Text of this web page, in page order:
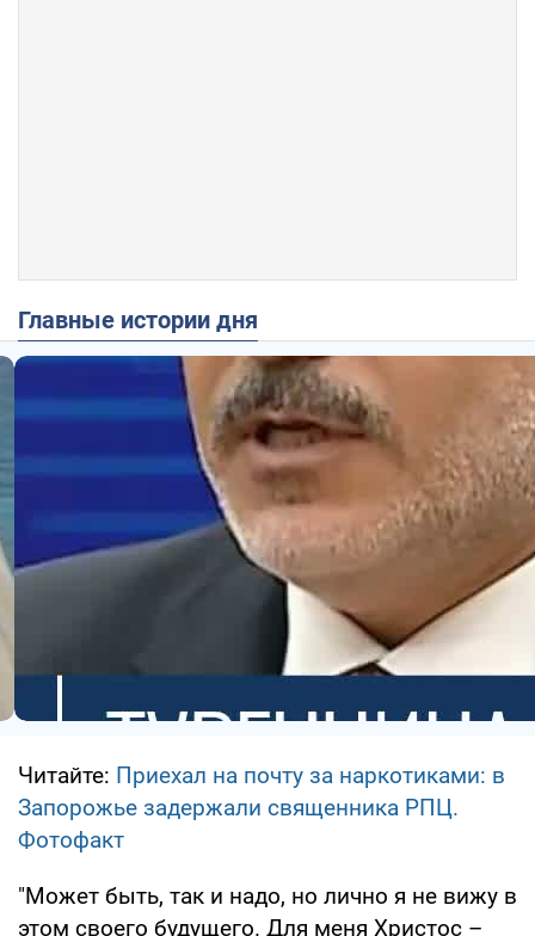
Главные истории дня
Читайте: Приехал на почту за наркотиками: в
Запорожье задержали священника РПЦ.
Фотофакт
"Может быть, так и надо, но лично я не вижу в
этом своего будущего. Для меня Христос –